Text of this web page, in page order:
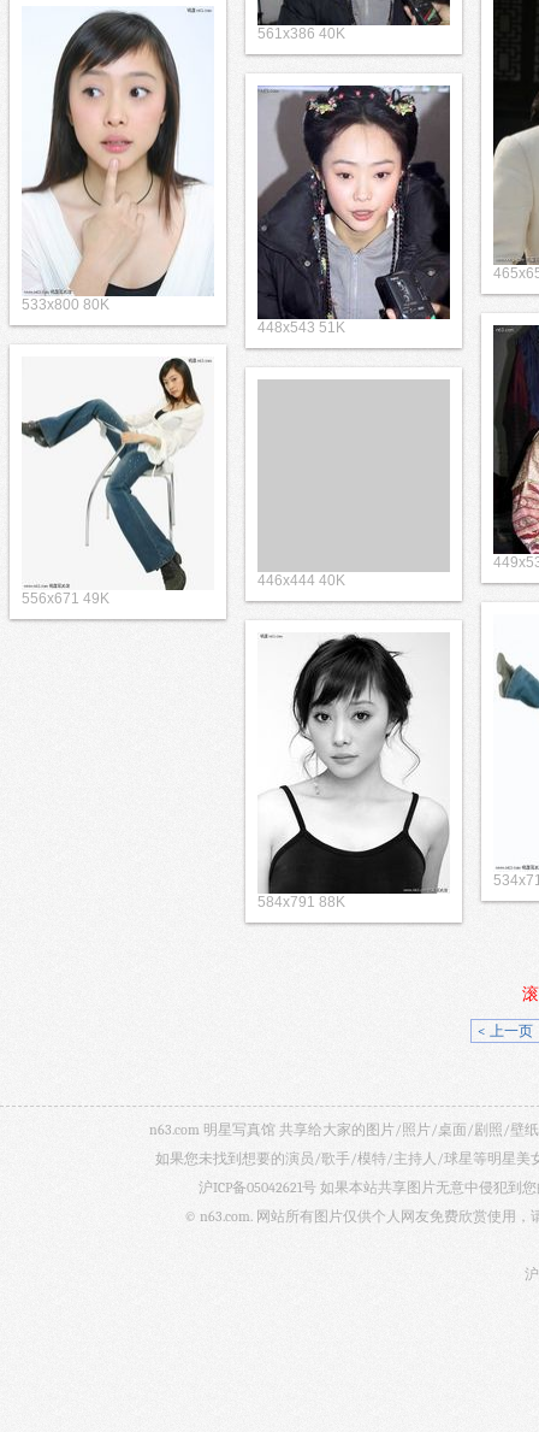
561x386 40K
533x800 80K
448x543 51K
556x671 49K
446x444 40K
584x791 88K
< 上一页
n63.com 明星写真馆 共享给大家的图片/照片/桌面/剧照/壁
如果您未找到想要的演员/歌手/模特/主持人/球星等明星美
沪ICP备05042621号 如果本站共享图片无意中侵犯到
© n63.com. 网站所有图片仅供个人网友免费欣赏使用